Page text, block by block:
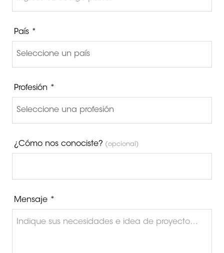
País *
Profesión *
¿Cómo nos conociste? (opcional)
Mensaje *